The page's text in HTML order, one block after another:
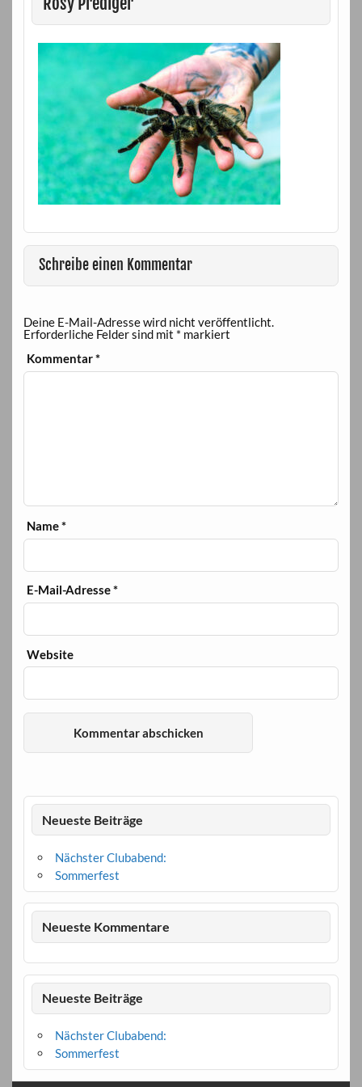
Schreibe einen Kommentar
Deine E-Mail-Adresse wird nicht veröffentlicht.
Erforderliche Felder sind mit * markiert
Kommentar*
Name*
E-Mail-Adresse*
Website
Neueste Beiträge
Nächster Clubabend:
Sommerfest
Neueste Kommentare
Neueste Beiträge
Nächster Clubabend:
Sommerfest